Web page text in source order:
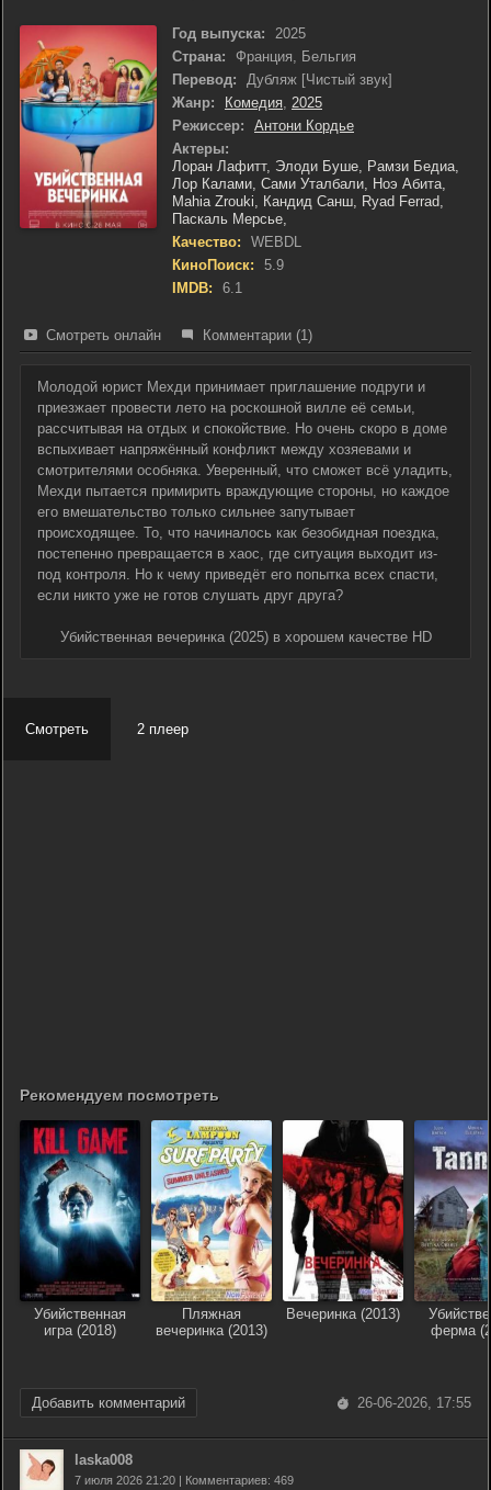
Год выпуска:
2025
Страна:
Франция, Бельгия
Перевод:
Дубляж [Чистый звук]
Жанр:
Комедия, 2025
Режиссер:
Антони Кордье
Актеры:
Лоран Лафитт, Элоди Буше, Рамзи Бедиа,
Лор Калами, Сами Уталбали, Ноэ Абита,
Mahia Zrouki, Кандид Санш, Ryad Ferrad,
Паскаль Мерсье,
Качество:
WEBDL
КиноПоиск:
5.9
IMDB:
6.1
Смотреть онлайн Комментарии (1)
Молодой юрист Мехди принимает приглашение подруги и
приезжает провести лето на роскошной вилле её семьи,
рассчитывая на отдых и спокойствие. Но очень скоро в доме
вспыхивает напряжённый конфликт между хозяевами и
смотрителями особняка. Уверенный, что сможет всё уладить,
Мехди пытается примирить враждующие стороны, но каждое
его вмешательство только сильнее запутывает
происходящее. То, что начиналось как безобидная поездка,
постепенно превращается в хаос, где ситуация выходит из-
под контроля. Но к чему приведёт его попытка всех спасти,
если никто уже не готов слушать друг друга?
Убийственная вечеринка (2025) в хорошем качестве HD
Смотреть 2 плеер
Рекомендуем посмотреть
Убийственная
игра (2018)
Пляжная
вечеринка (2013)
Вечеринка (2013)
ферма
Добавить комментарий 26-06-2026, 17:55
laska008
7 июля 2026 21:20 | Комментариев: 469